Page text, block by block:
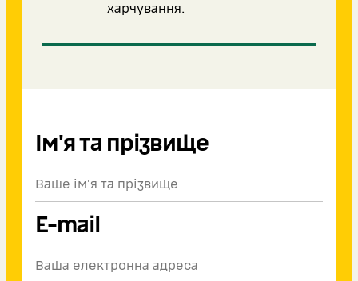
харчування.
Ім'я та прізвище
E-mail